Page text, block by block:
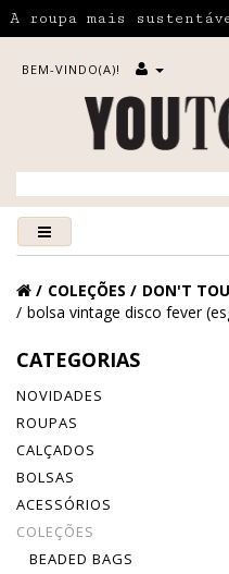
A roupa mais
BEM-VINDO(A)!
COLEÇÕES
DON'T
bolsa vintage disco fever
CATEGORIAS
NOVIDADES
ROUPAS
CALÇADOS
BOLSAS
ACESSÓRIOS
COLEÇÕES
BEADED BAGS